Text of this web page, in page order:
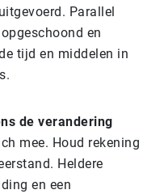
Parallel
en
tijd en middelen in
de verandering
mee. Houd rekening
Heldere
en een